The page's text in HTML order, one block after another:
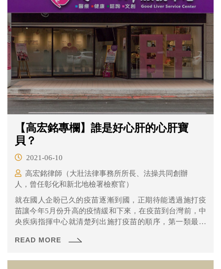
【高宏銘專欄】誰是好心肝的心肝寶
貝？
2021-06-10
高宏銘律師（大壯法律事務所所長、法操共同創辦
人，曾任彰化和新北地檢署檢察官）
就在國人企盼已久的疫苗逐漸到國，正期待能透過施打疫
苗讓今年5月份升高的疫情緩和下來，在疫苗到台灣前，中
央疾病指揮中心就清楚列出施打疫苗的順序，第一類最優
情的危險性最高，像日前就傳出因為幫確診病患插管，造
READ MORE